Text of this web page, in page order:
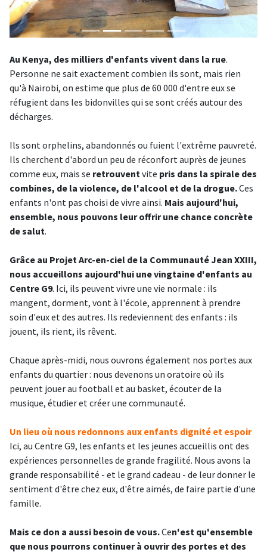
Au Kenya, des milliers d'enfants vivent dans la rue.
Personne ne sait exactement combien ils sont, mais rien
qu'à Nairobi, on estime que plus de 60 000 d'entre eux se
réfugient dans les bidonvilles qui se sont créés autour des
décharges.
Ils sont orphelins, abandonnés ou fuient l'extrême pauvreté.
Ils cherchent d'abord un peu de réconfort auprès de jeunes
comme eux, mais se retrouventvite pris dans la spirale des
combines, de la violence, de l'alcool et de la drogue.Ces
enfants n'ont pas choisi de vivre ainsi. Mais aujourd'hui,
ensemble, nous pouvons leur offrir une chance concrète
de salut.
Grâce au Projet Arc-en-ciel de la Communauté Jean XXIII,
nous accueillons aujourd'hui une vingtaine d'enfants au
Centre G9. Ici, ils peuvent vivre une vie normale : ils
mangent, dorment, vont à l'école, apprennent à prendre
soin d'eux et des autres. Ils redeviennent des enfants : ils
jouent, ils rient, ils rêvent.
Chaque après-midi, nous ouvrons également nos portes aux
enfants du quartier : nous devenons un oratoire où ils
peuvent jouer au football et au basket, écouter de la
musique, étudier et créer une communauté.
Un lieu où nous redonnons aux enfants dignité et espoir
Ici, au Centre G9, les enfants et les jeunes accueillis ont des
expériences personnelles de grande fragilité. Nous avons la
grande responsabilité - et le grand cadeau - de leur donner le
sentiment d'être chez eux, d'être aimés, de faire partie d'une
famille.
Mais ce don a aussi besoin de vous.Cen'est qu'ensemble
que nous pourrons continuer à ouvrir des portes et des